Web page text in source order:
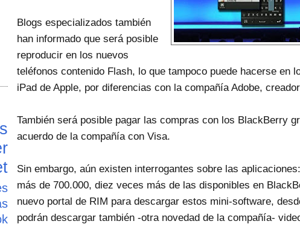
Blogs especializados también
han informado que será posible
reproducir en los nuevos
teléfonos contenido Flash, lo que tampoco puede hacerse en
iPad de Apple, por diferencias con la compañía Adobe,
También será posible pagar las compras con los BlackBerry
acuerdo de la compañía con Visa.
Sin embargo, aún existen interrogantes sobre las
más de 700.000, diez veces más de las disponibles en
nuevo portal de RIM para descargar estos mini-software,
podrán descargar también -otra novedad de la compañía-